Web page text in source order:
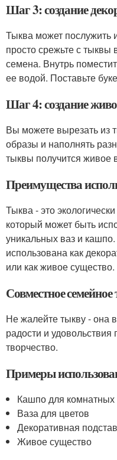
Шаг 3: создание
Тыква может послужить
просто срежьте с тыквы
семена. Внутрь
ее водой. Поставьте
Шаг 4: создание
Вы можете вырезать из
образы и наполнять
тыквы получится живое
Преимущества
Тыква - это
который может быть
уникальных ваз и
использована как
или как живое существо.
Совместное семейное
Не жалейте тыкву - она
радости и
творчество.
Примеры
Кашпо для комнатных
Ваза для цветов
Декоративная
Живое существо